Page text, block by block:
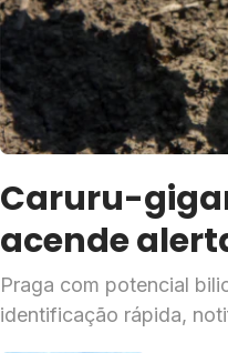
Caruru-
acende
Praga com potencial
identificação rápida,